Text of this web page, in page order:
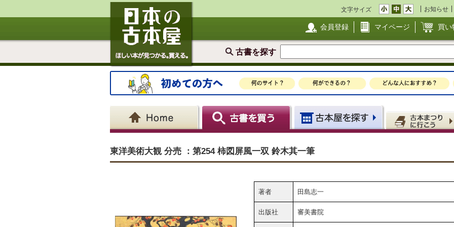
文字サイズ お知らせ
会員登録 マイページ 買い
古書を探す
東洋美術大観 分売 ：第254 柿図屏風一双 鈴木其一筆
著者 田島志一
出版社 審美書院